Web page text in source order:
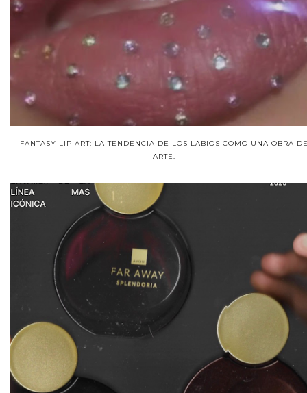
FANTASY LIP ART: LA TENDENCIA DE LOS LABIOS COMO UNA OBRA
ARTE.